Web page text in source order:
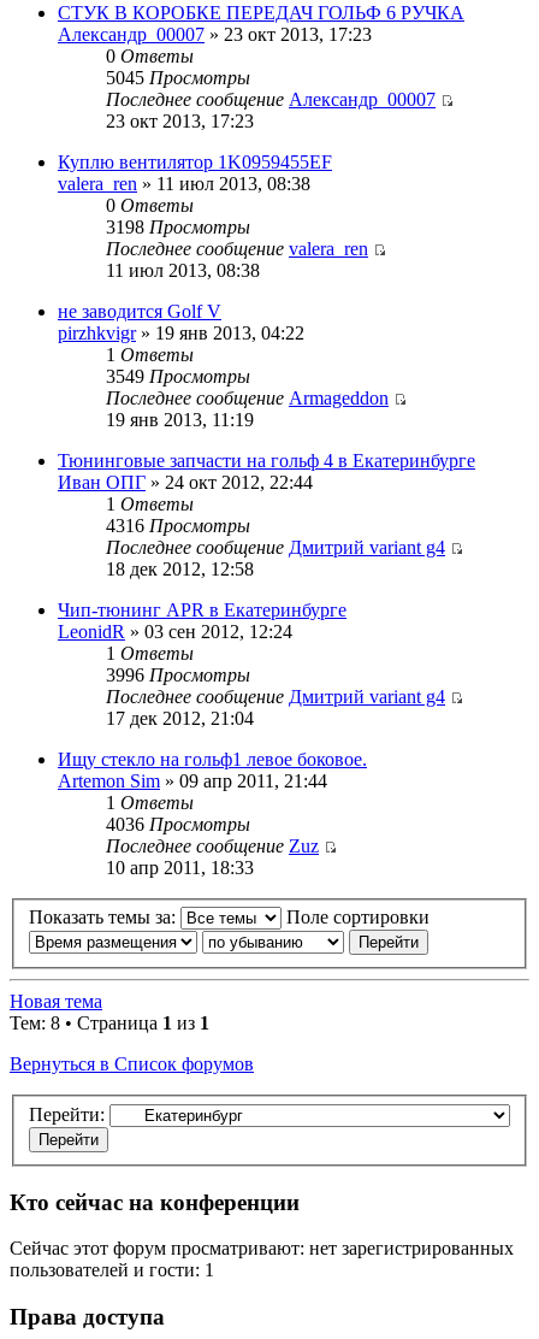
СТУК В КОРОБКЕ ПЕРЕДАЧ ГОЛЬФ 6 РУЧКА
Александр_00007 » 23 окт 2013, 17:23
0 Ответы
5045 Просмотры
Последнее сообщение Александр_00007
23 окт 2013, 17:23
Куплю вентилятор 1K0959455EF
valera_ren » 11 июл 2013, 08:38
0 Ответы
3198 Просмотры
Последнее сообщение valera_ren
11 июл 2013, 08:38
не заводится Golf V
pirzhkvigr» 19 янв 2013, 04:22
1 Ответы
3549 Просмотры
Последнее сообщение Armageddon
19 янв 2013, 11:19
Тюнинговые запчасти на гольф 4 в Екатеринбурге
Иван ОПГ » 24 окт 2012, 22:44
1 Ответы
4316 Просмотры
Последнее сообщение Дмитрий variant g4
18 дек 2012, 12:58
Чип-тюнинг APR в Екатеринбурге
LeonidR » 03 сен 2012, 12:24
1 Ответы
3996 Просмотры
Последнее сообщение Дмитрий variant g4
17 дек 2012, 21:04
Ищу стекло на гольф1 левое боковое.
Artemon Sim » 09 апр 2011, 21:44
1 Ответы
4036 Просмотры
Последнее сообщение Zuz
10 апр 2011, 18:33
Показать темы за: Поле сортировки
Новая тема
Тем: 8 • Страница 1 из 1
Вернуться в Список форумов
Перейти:
Кто сейчас на конференции
Сейчас этот форум просматривают: нет зарегистрированных
пользователей и гости: 1
Права доступа